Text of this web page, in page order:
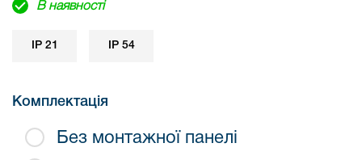
В наявності
IP 21 IP 54
Комплектація
Без монтажної панелі